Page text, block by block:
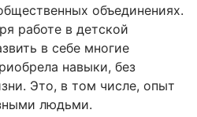
объединениях.
работе в детской
в себе многие
навыки, без
Это, в том числе, опыт
людьми.